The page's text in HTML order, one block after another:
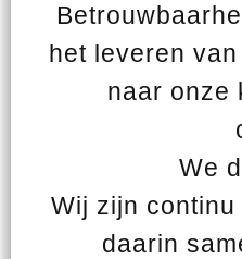
het leveren
naar onze
We
Wij zijn
daarin